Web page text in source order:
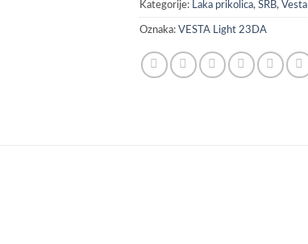
Kategorije: Laka prikolica, SRB, Vesta
Oznaka: VESTA Light 23DA